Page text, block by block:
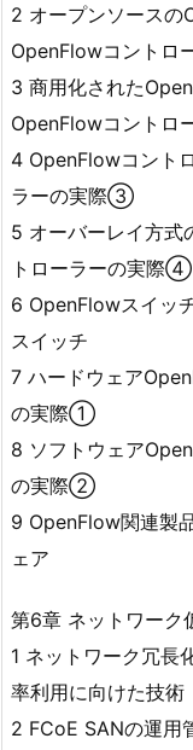
2 オープンソースの
OpenFlowコント
3 商用化された
OpenFlowコント
4 OpenFlowコント
ラーの実際③
5 オーバーレイ方式
トローラーの実際④
6 OpenFlowスイッ
スイッチ
7 ハードウェア
の実際①
8 ソフトウェア
の実際②
9 OpenFlow関連製
ェア
第6章 ネットワーク
1 ネットワーク冗長
率利用に向けた技術
2 FCoE SANの運用